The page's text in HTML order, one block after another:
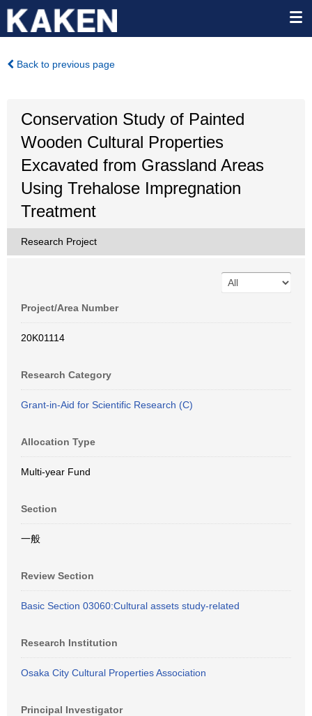
Back to previous page
Conservation Study of Painted
Wooden Cultural Properties
Excavated from Grassland Areas
Using Trehalose Impregnation
Treatment
Research Project
Project/Area Number
20K01114
Research Category
Grant-in-Aid for Scientific Research (C)
Allocation Type
Multi-year Fund
Section
一般
Review Section
Basic Section 03060:Cultural assets study-related
Research Institution
Osaka City Cultural Properties Association
Principal Investigator